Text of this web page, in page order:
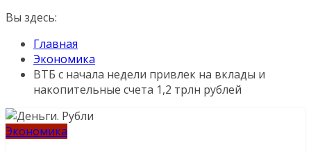
Вы здесь:
Главная
Экономика
ВТБ с начала недели привлек на вклады и
накопительные счета 1,2 трлн рублей
Экономика